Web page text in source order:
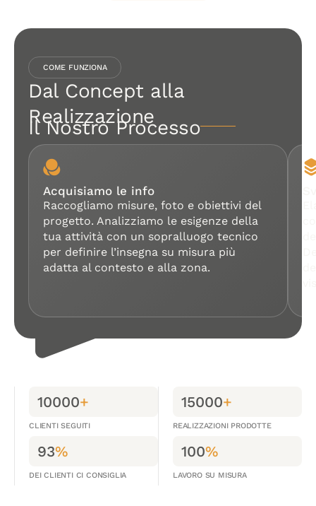
COME FUNZIONA
Dal Concept alla
Realizzazione
Il Nostro Processo
Acquisiamo le info
Raccogliamo misure, foto e obiettivi del
progetto. Analizziamo le esigenze della
tua attività con un sopralluogo tecnico
per definire l’insegna su misura più
adatta al contesto e alla zona.
10000+
CLIENTI SEGUITI
15000+
REALIZZAZIONI PRODOTTE
93%
DEI CLIENTI CI CONSIGLIA
100%
LAVORO SU MISURA